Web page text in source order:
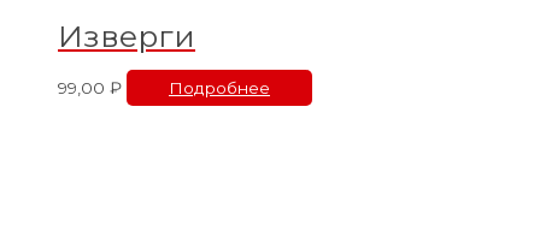
Изверги
99,00 ₽ Подробнее